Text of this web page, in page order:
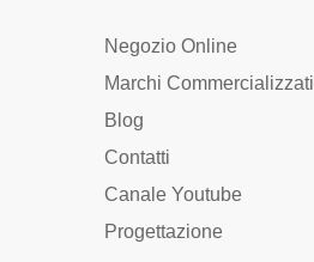
Negozio Online
Marchi Commercializzati
Blog
Contatti
Canale Youtube
Progettazione